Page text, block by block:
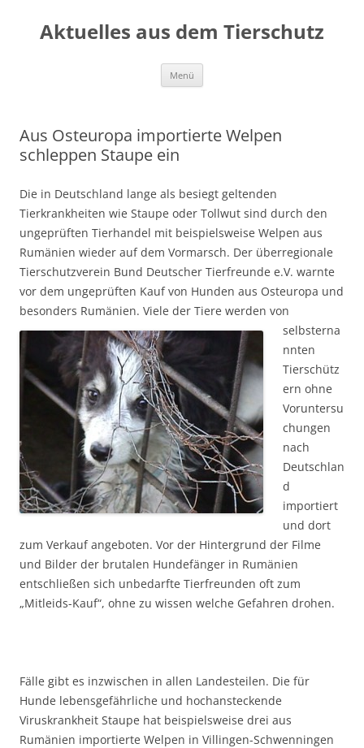
Aktuelles aus dem Tierschutz
Menü
Aus Osteuropa importierte Welpen
schleppen Staupe ein
Die in Deutschland lange als besiegt geltenden
Tierkrankheiten wie Staupe oder Tollwut sind durch den
ungeprüften Tierhandel mit beispielsweise Welpen aus
Rumänien wieder auf dem Vormarsch. Der überregionale
Tierschutzverein Bund Deutscher Tierfreunde e.V. warnte
vor dem ungeprüften Kauf von Hunden aus Osteuropa und
besonders Rumänien. Viele der Tiere werden von
selbsterna
nnten
Tierschütz
ern ohne
Voruntersu
chungen
nach
Deutschlan
d
importiert
und dort
zum Verkauf angeboten. Vor der Hintergrund der Filme
und Bilder der brutalen Hundefänger in Rumänien
entschließen sich unbedarfte Tierfreunden oft zum
„Mitleids-Kauf“, ohne zu wissen welche Gefahren drohen.
Fälle gibt es inzwischen in allen Landesteilen. Die für
Hunde lebensgefährliche und hochansteckende
Viruskrankheit Staupe hat beispielsweise drei aus
Rumänien importierte Welpen in Villingen-Schwenningen